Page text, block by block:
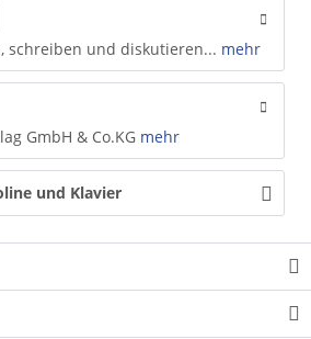
schreiben und diskutieren... mehr
GmbH & Co.KG mehr
und Klavier